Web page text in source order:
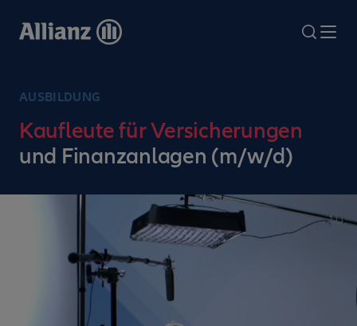
zum
search
AUSBILDUNG
Kaufleute für Versicherungen
und Finanzanlagen (m/w/d)